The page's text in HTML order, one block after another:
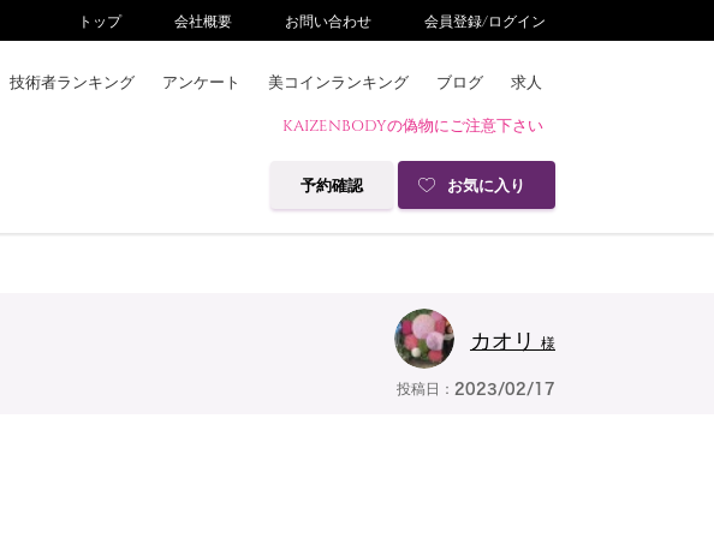
トップ 会社概要 お問い合わせ 会員登録/ログイン
技術者ランキング アンケート 美コインランキング ブログ 求人
KAIZENBODYの偽物にご注意下さい
予約確認 お気に入り
カオリ 様
投稿日： 2023/02/17